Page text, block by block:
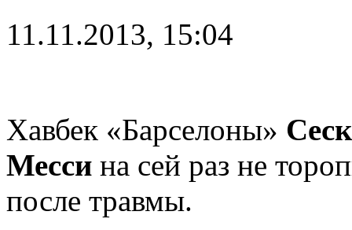
11.11.2013, 15:04
Хавбек «Барселоны»
Месси на сей раз не
после травмы.